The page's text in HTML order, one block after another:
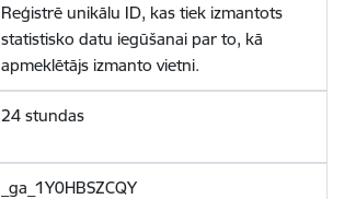
Reģistrē unikālu ID, kas tiek izmantots
statistisko datu iegūšanai par to, kā
apmeklētājs izmanto vietni.
24 stundas
_ga_1Y0HBSZCQY